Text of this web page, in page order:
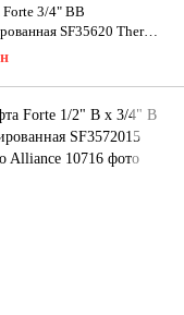
3/4" ВВ
SF35620 Thermo